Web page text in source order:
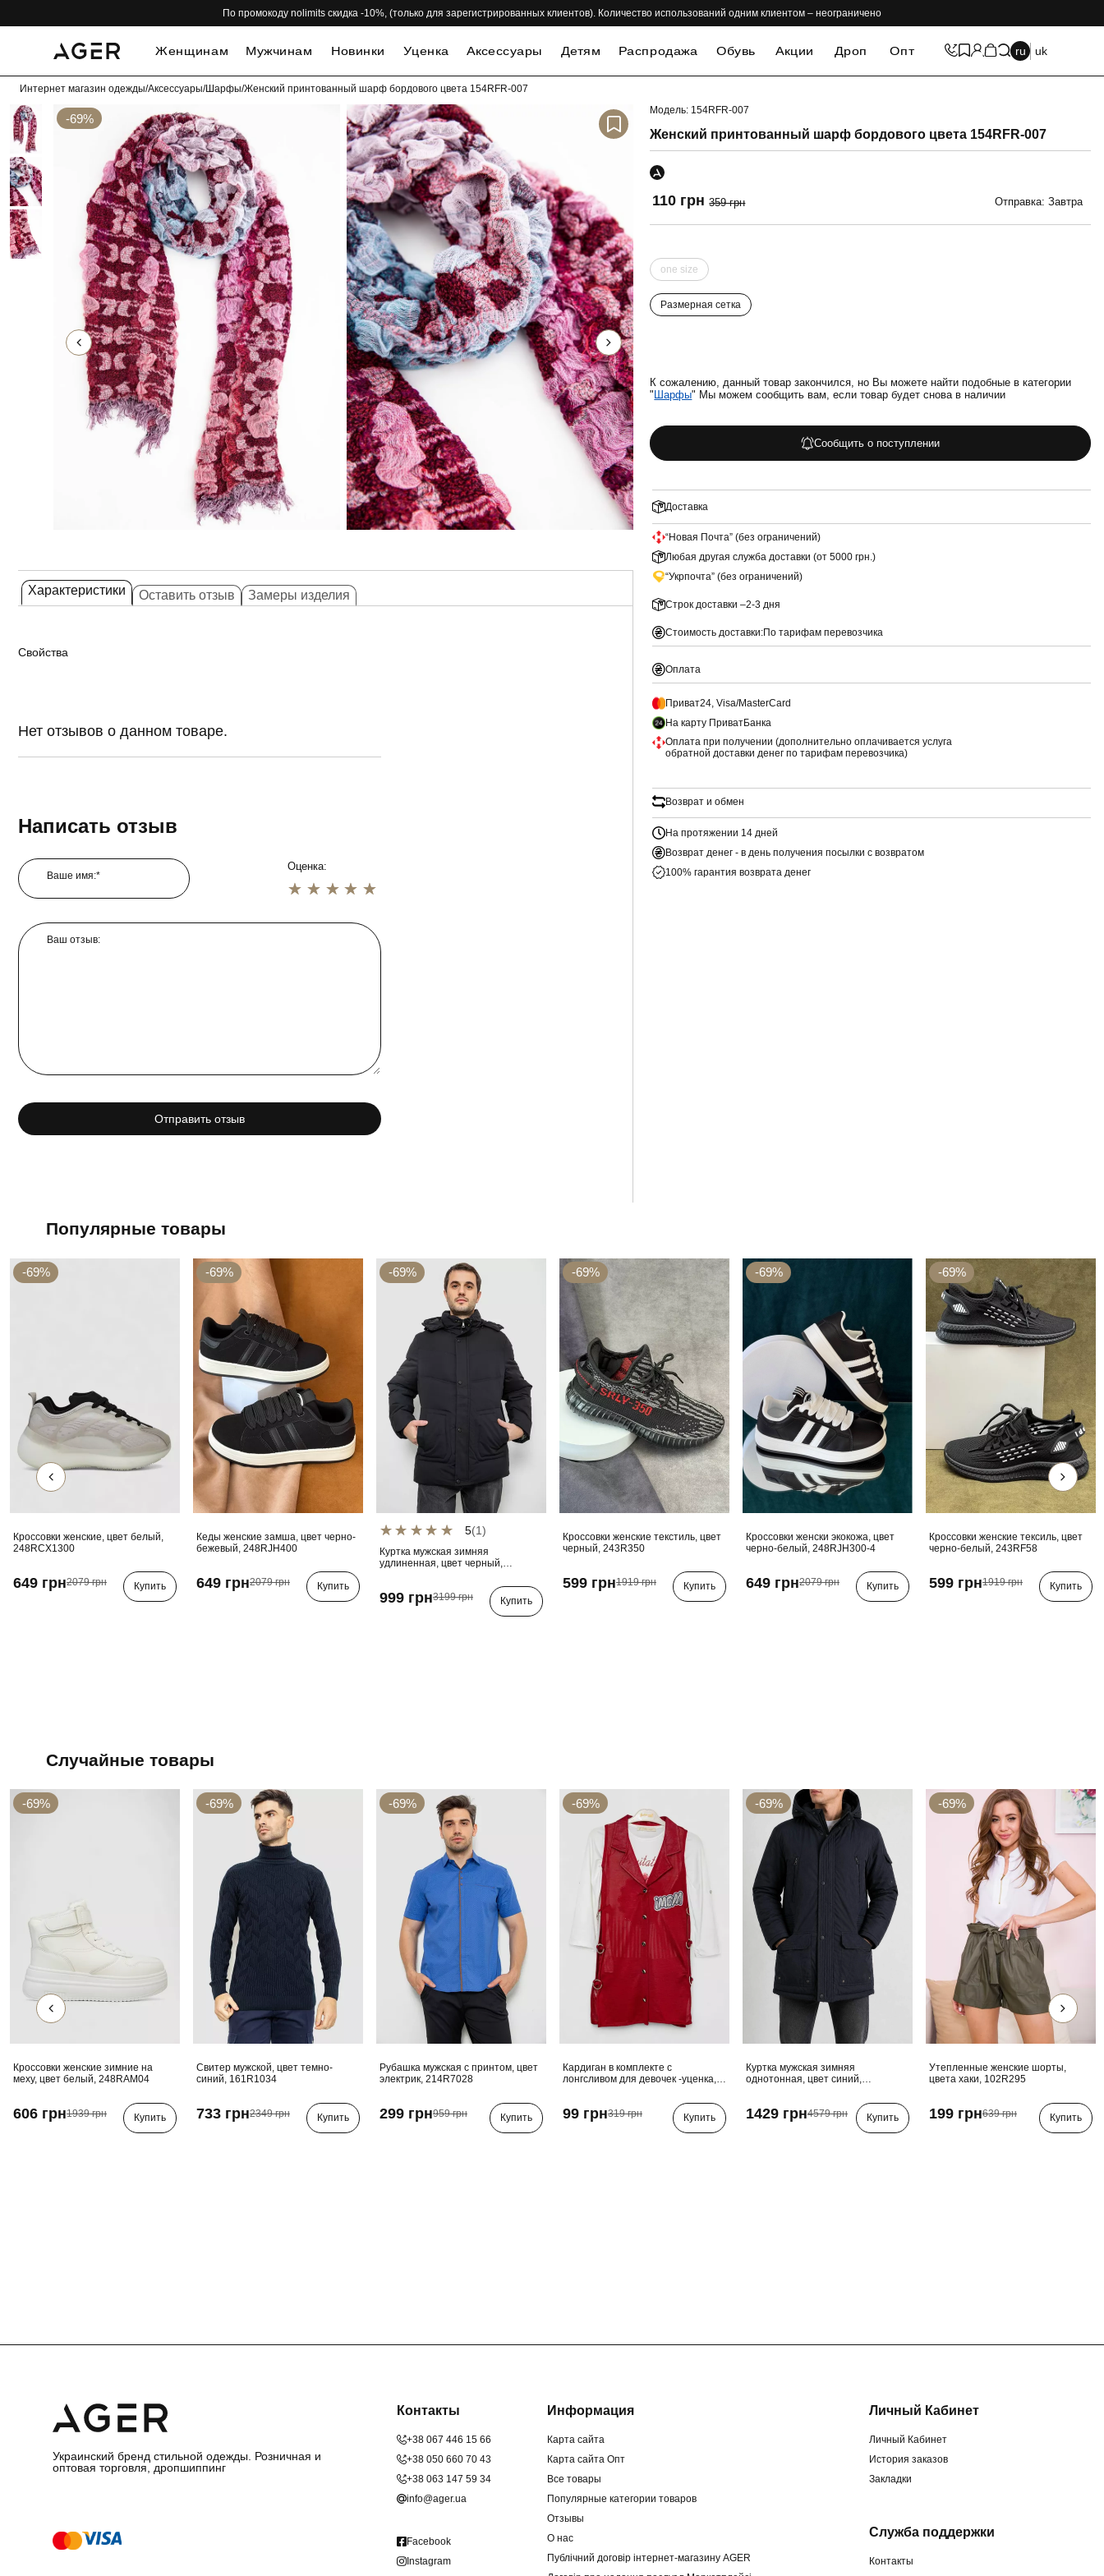
По промокоду nolimits скидка -10%, (только для зарегистрированных клиентов). Количество использований одним клиентом – неограничено
Женщинам Мужчинам Новинки Уценка Аксессуары Детям Распродажа Обувь Акции Дроп Опт ru uk
Интернет магазин одежды/Аксессуары/Шарфы/Женский принтованный шарф бордового цвета 154RFR-007
-69% -69%
Характеристики Оставить отзыв Замеры изделия
Свойства
Нет отзывов о данном товаре.
Написать отзыв
Ваше имя:*
Оценка:
1 star
2 star
3 star
4 star
5 star
Ваш отзыв:
Отправить отзыв
Модель: 154RFR-007
Женский принтованный шарф бордового цвета 154RFR-007
110 грн 359 грн Отправка: Завтра
one size
Размерная сетка
К сожалению, данный товар закончился, но Вы можете найти подобные в категории
" Шарфы" Мы можем сообщить вам, если товар будет снова в наличии
Сообщить о поступлении
Доставка
“Новая Почта” (без ограничений)
Любая другая служба доставки (от 5000 грн.)
“Укрпочта” (без ограничений)
Строк доставки –2-3 дня
Стоимость доставки:По тарифам перевозчика
Оплата
Приват24, Visa/MasterCard
На карту ПриватБанка
Оплата при получении (дополнительно оплачивается услуга
обратной доставки денег по тарифам перевозчика)
Возврат и обмен
На протяжении 14 дней
Возврат денег - в день получения посылки с возвратом
100% гарантия возврата денег
Популярные товары
-69%
Кроссовки женские, цвет белый,
248RCX1300
649 грн2079 грн Купить
-69%
Кеды женские замша, цвет черно-
бежевый, 248RJH400
649 грн2079 грн Купить
-69%
5(1)
Куртка мужская зимняя
удлиненная, цвет черный,
999 грн3199 грн Купить
-69%
Кроссовки женские текстиль, цвет
черный, 243R350
599 грн1919 грн Купить
-69%
Кроссовки женски экокожа, цвет
черно-белый, 248RJH300-4
649 грн2079 грн Купить
-69%
Кроссовки женские тексиль, цвет
черно-белый, 243RF58
599 грн1919 грн Купить
Случайные товары
-69%
Кроссовки женские зимние на
меху, цвет белый, 248RAM04
606 грн1939 грн Купить
-69%
Свитер мужской, цвет темно-
синий, 161R1034
733 грн2349 грн Купить
-69%
Рубашка мужская с принтом, цвет
электрик, 214R7028
299 грн959 грн Купить
-69%
Кардиган в комплекте с
лонгсливом для девочек -уценка,
99 грн319 грн Купить
-69%
Куртка мужская зимняя
однотонная, цвет синий,
1429 грн4579 грн Купить
-69%
Утепленные женские шорты,
цвета хаки, 102R295
199 грн639 грн Купить
Украинский бренд стильной одежды. Розничная и
оптовая торговля, дропшиппинг
Контакты
+38 067 446 15 66
+38 050 660 70 43
+38 063 147 59 34
info@ager.ua
Facebook
Instagram
Информация
Карта сайта
Карта сайта Опт
Все товары
Популярные категории товаров
Отзывы
О нас
Публічний договір інтернет-магазину AGER
Личный Кабинет
Личный Кабинет
История заказов
Закладки
Служба поддержки
Контакты